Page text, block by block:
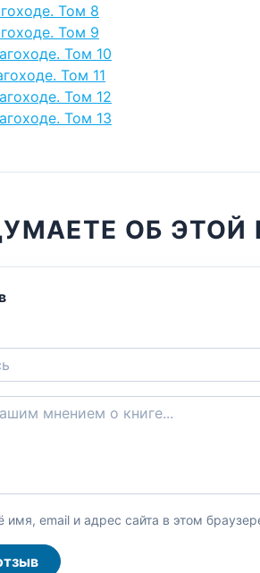
Том 8
Том 9
Том 10
Том 11
Том 12
Том 13
ОБ ЭТОЙ
имя, email и адрес сайта в этом
отзыв